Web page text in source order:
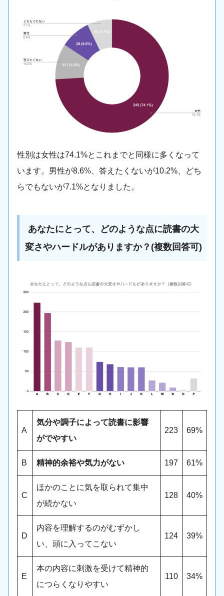
性別は女性は74.1%とこれまでと同様に多くなって
います。男性が8.6%、答えたくないが10.2%、どち
らでもないが7.1%となりました。
あなたにとって、どのような点に読書の大
変さやハードルがありますか？(複数回答可)
A
気分や調子によって読書に影響
がでやすい
223 69%
B 精神的余裕や気力がない 197 61%
C
ほかのことに気を取られて集中
が続かない
128 40%
D
内容を理解するのがむずかし
い、頭に入ってこない
124 39%
E
本の内容に刺激を受けて精神的
につらくなりやすい
110 34%